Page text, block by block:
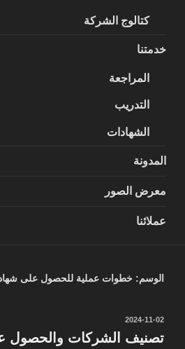
كتالوج الشركة
خدمتنا
المراجعة
التدريب
الشهادات
المدونة
معرض الصور
عملائنا
الوسم: خطوات عملية للحصول على
نُشر
2024-11-02
تصنيف الشركات والحصول